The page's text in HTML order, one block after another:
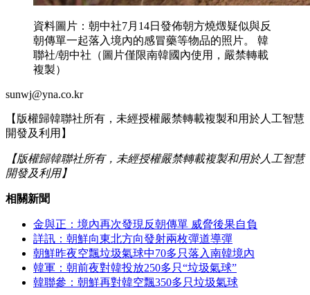
資料圖片：朝中社7月14日發佈朝方燒燬疑似與反
朝傳單一起落入境內的感冒藥等物品的照片。 韓
聯社/朝中社（圖片僅限南韓國內使用，嚴禁轉載
複製）
sunwj@yna.co.kr
【版權歸韓聯社所有，未經授權嚴禁轉載複製和用於人工智慧
開發及利用】
【版權歸韓聯社所有，未經授權嚴禁轉載複製和用於人工智慧
開發及利用】
相關新聞
金與正：境內再次發現反朝傳單 威脅後果自負
詳訊：朝鮮向東北方向發射兩枚彈道導彈
朝鮮昨夜空飄垃圾氣球中70多只落入南韓境內
韓軍：朝前夜對韓投放250多只“垃圾氣球”
韓聯參：朝鮮再對韓空飄350多只垃圾氣球